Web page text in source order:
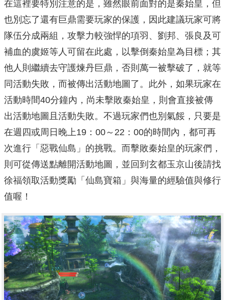
在這裡要特別注意的是，雖然眼前面對的是秦始皇，但
也別忘了還有巨鼎需要玩家的保護，因此建議玩家可將
隊伍分成兩組，攻擊力較強悍的項羽、劉邦、張良及可
補血的虞姬等人可留在此處，以擊倒秦始皇為目標；其
他人則繼續去守護煉丹巨鼎，否則萬一被擊破了，就等
同活動失敗，而被傳出活動地圖了。此外，如果玩家在
活動時間40分鐘內，尚未擊敗秦始皇，則會直接被傳
出活動地圖且活動失敗。不過玩家們也別氣餒，只要是
在週四或周日晚上19：00～22：00的時間內，都可再
次進行「惡戰仙島」的挑戰。而擊敗秦始皇的玩家們，
則可從傳送點離開活動地圖，並回到玄都玉京山後請找
徐福領取活動獎勵「仙島寶箱」與海量的經驗值與修行
值喔！